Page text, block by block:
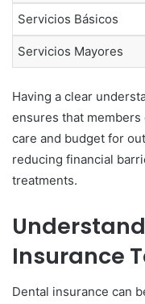
Servicios Básicos
Servicios Mayores
Having a clear
ensures that
care and budget for
reducing financial
treatments.
Insurance
Dental insurance can